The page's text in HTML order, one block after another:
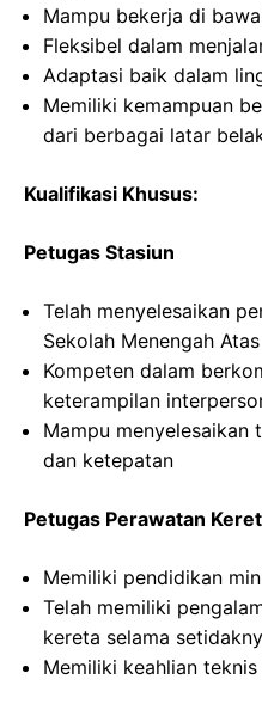
Mampu bekerja di
Fleksibel dalam
Adaptasi baik dalam
Memiliki kemampuan
dari berbagai latar
Kualifikasi Khusus:
Petugas Stasiun
Telah menyelesaikan
Sekolah Menengah
Kompeten dalam
keterampilan
Mampu menyelesaikan
dan ketepatan
Petugas Perawatan
Memiliki pendidikan
Telah memiliki
kereta selama
Memiliki keahlian teknis